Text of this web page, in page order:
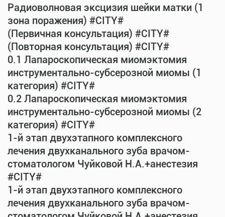
Радиоволновая эксцизия шейки матки (1
зона поражения) #CITY#
(Первичная консультация) #CITY#
(Повторная консультация) #CITY#
0.1 Лапароскопическая миомэктомия
инструментально-субсерозной миомы (1
категория) #CITY#
0.2 Лапароскопическая миомэктомия
инструментально-субсерозной миомы (2
категория) #CITY#
1-й этап двухэтапного комплексного
лечения двухканального зуба врачом-
стоматологом Чуйковой Н.А.+анестезия
#CITY#
1-й этап двухэтапного комплексного
лечения двухканального зуба врачом-